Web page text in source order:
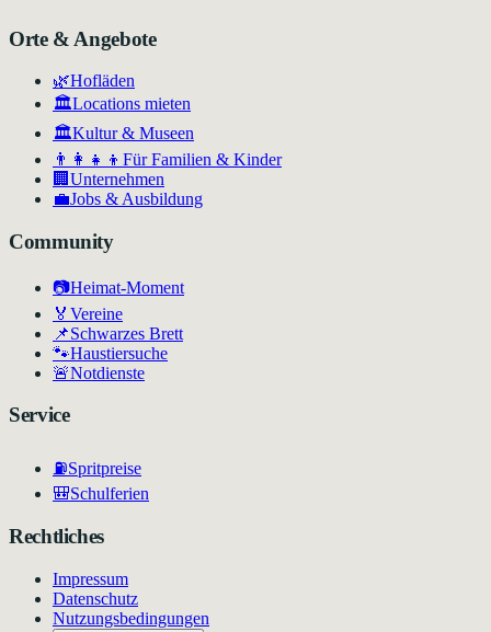
Orte & Angebote
🌿Hofläden
🏛️Locations mieten
🏛Kultur & Museen
👨‍👩‍👧‍👦 Für Familien & Kinder
🏢 Unternehmen
💼Jobs & Ausbildung
Community
📷Heimat-Moment
🏅 Vereine
📌Schwarzes Brett
🐾Haustiersuche
🚨Notdienste
Service
⛽Spritpreise
🎒Schulferien
Rechtliches
Impressum
Datenschutz
Nutzungsbedingungen